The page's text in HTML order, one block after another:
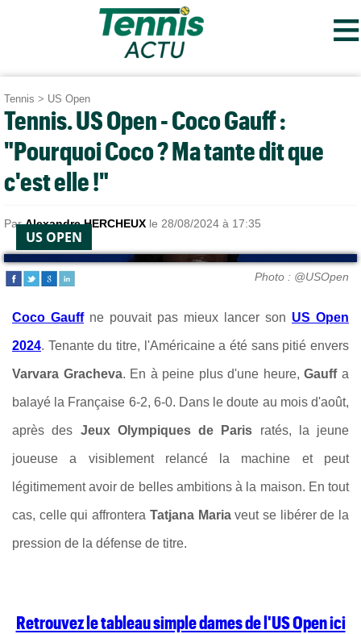
≡
Tennis > US Open
Tennis. US Open - Coco Gauff :
"Pourquoi Coco ? Ma tante dit que
c'est elle !"
ParAlexandre HERCHEUX le 28/08/2024 à 17:35
US OPEN
Photo : @USOpen
Coco Gauff ne pouvait pas mieux lancer son US Open
2024. Tenante du titre, l'Américaine a été sans pitié envers
Varvara Gracheva. En à peine plus d'une heure,Gauffa
balayé la Française 6-2, 6-0. Dans le doute au mois d'août,
après des Jeux Olympiques de Paris ratés, la jeune
joueuse a visiblement relancé la machine et peut
légitimement avoir de belles ambitions à la maison. En tout
cas, celle qui affrontera Tatjana Mariaveut se libérer de la
pression de la défense de titre.
Retrouvez le tableau simple dames de l'US Open ici